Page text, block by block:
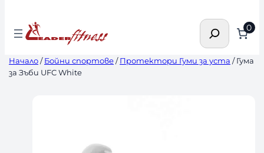
Търсене 0
Начало/Бойни спортове/Протектори Гуми за уста / Гума
за Зъби UFC White